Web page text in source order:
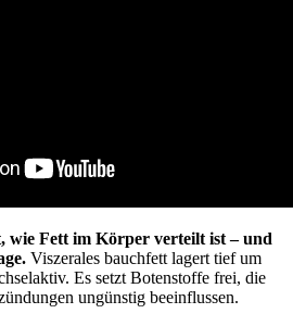
wie Fett im Körper verteilt ist – und
Viszerales bauchfett lagert tief um
Es setzt Botenstoffe frei, die
ungünstig beeinflussen.